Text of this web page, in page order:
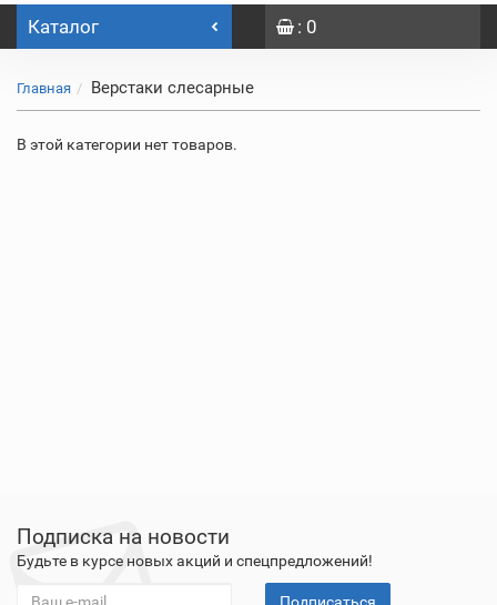
Каталог : 0
Главная Верстаки слесарные
В этой категории нет товаров.
Подписка на новости
Будьте в курсе новых акций и спецпредложений!